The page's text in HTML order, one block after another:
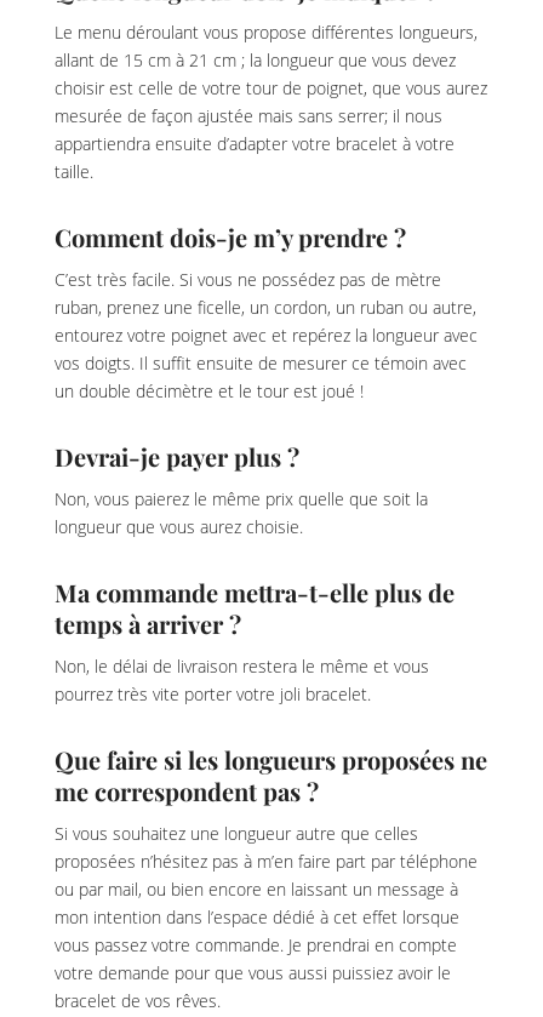
Le menu déroulant vous propose différentes longueurs,
allant de 15 cm à 21 cm ; la longueur que vous devez
choisir est celle de votre tour de poignet, que vous aurez
mesurée de façon ajustée mais sans serrer; il nous
appartiendra ensuite d’adapter votre bracelet à votre
taille.
Comment dois-je m’y prendre ?
C’est très facile. Si vous ne possédez pas de mètre
ruban, prenez une ficelle, un cordon, un ruban ou autre,
entourez votre poignet avec et repérez la longueur avec
vos doigts. Il suffit ensuite de mesurer ce témoin avec
un double décimètre et le tour est joué !
Devrai-je payer plus ?
Non, vous paierez le même prix quelle que soit la
longueur que vous aurez choisie.
Ma commande mettra-t-elle plus de
temps à arriver ?
Non, le délai de livraison restera le même et vous
pourrez très vite porter votre joli bracelet.
Que faire si les longueurs proposées ne
me correspondent pas ?
Si vous souhaitez une longueur autre que celles
proposées n’hésitez pas à m’en faire part par téléphone
ou par mail, ou bien encore en laissant un message à
mon intention dans l’espace dédié à cet effet lorsque
vous passez votre commande. Je prendrai en compte
votre demande pour que vous aussi puissiez avoir le
bracelet de vos rêves.